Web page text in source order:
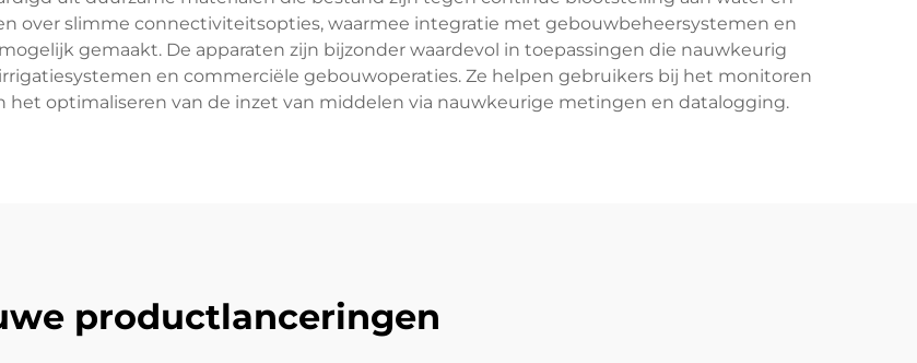
over slimme connectiviteitsopties, waarmee integratie met gebouwbeheersystemen en
gemaakt. De apparaten zijn bijzonder waardevol in toepassingen die nauwkeurig
en commerciële gebouwoperaties. Ze helpen gebruikers bij het monitoren
optimaliseren van de inzet van middelen via nauwkeurige metingen en datalogging.
productlanceringen